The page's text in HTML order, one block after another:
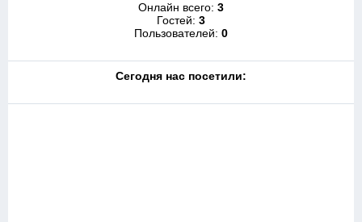
Онлайн всего: 3
Гостей: 3
Пользователей: 0
Cегодня нас посетили: